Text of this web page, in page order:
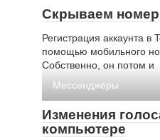
Скрываем номер
Регистрация аккаунта в
помощью мобильного
Собственно, он потом и
Мессенджеры
Изменения
компьютере